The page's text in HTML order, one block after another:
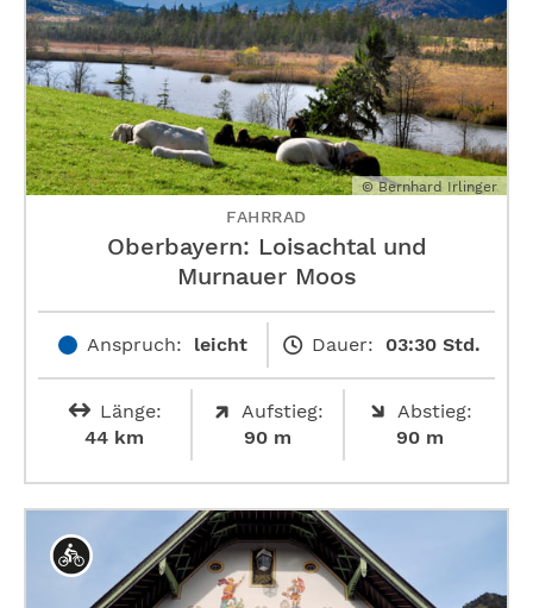
© Bernhard Irlinger
FAHRRAD
Oberbayern: Loisachtal und
Murnauer Moos
Anspruch: leicht Dauer: 03:30 Std.
Länge:
44 km
Aufstieg:
90 m
Abstieg:
90 m